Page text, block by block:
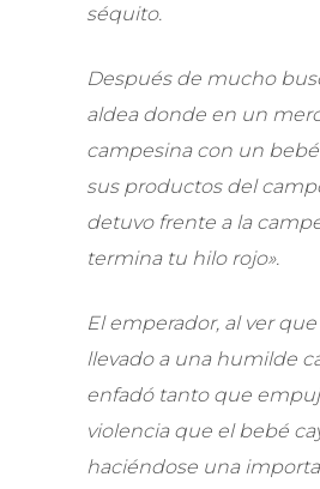
séquito.
Después de mucho
aldea donde en un
campesina con un
sus productos del
detuvo frente a la
termina tu hilo rojo».
El emperador, al ver
llevado a una humilde
enfadó tanto que
violencia que el bebé
haciéndose una